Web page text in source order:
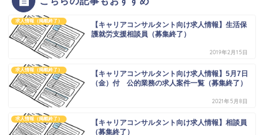
求人情報（掲載終了）
【キャリアコンサルタント向け求人情報】生活保
護就労支援相談員（募集終了）
2019年2月15日
求人情報（掲載終了）
【キャリアコンサルタント向け求人情報】5月7日
（金）付 公的業務の求人案件一覧（募集終了）
2021年5月8日
求人情報（掲載終了）
【キャリアコンサルタント向け求人情報】相談員
（募集終了）